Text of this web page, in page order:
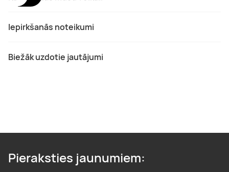
Iepirkšanās noteikumi
Biežāk uzdotie jautājumi
Pieraksties jaunumiem: